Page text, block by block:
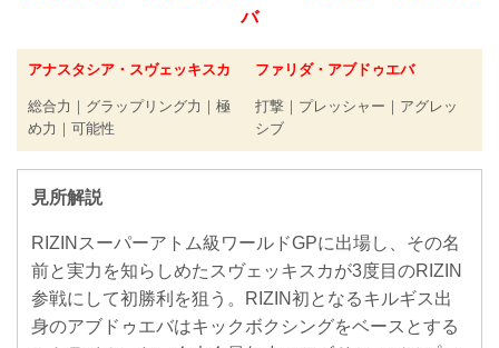
バ
アナスタシア・スヴェッキスカ
総合力｜グラップリング力｜極
め力｜可能性
ファリダ・アブドゥエバ
打撃｜プレッシャー｜アグレッ
シブ
見所解説
RIZINスーパーアトム級ワールドGPに出場し、その名
前と実力を知らしめたスヴェッキスカが3度目のRIZIN
参戦にして初勝利を狙う。RIZIN初となるキルギス出
身のアブドゥエバはキックボクシングをベースとする